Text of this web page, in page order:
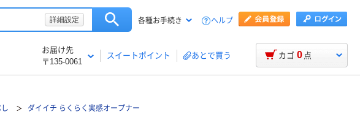
詳細設定 各種お手続き ヘルプ
お届け先
〒135-0061
スイートポイント あとで買う カゴ 0 点
ダイイチ らくらく実感オープナー